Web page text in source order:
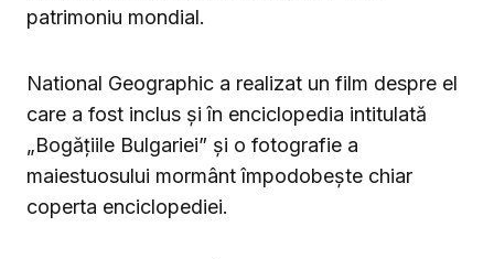
patrimoniu mondial.
National Geographic a realizat un film despre el
care a fost inclus și în enciclopedia intitulată
„Bogățiile Bulgariei” și o fotografie a
maiestuosului mormânt împodobește chiar
coperta enciclopediei.